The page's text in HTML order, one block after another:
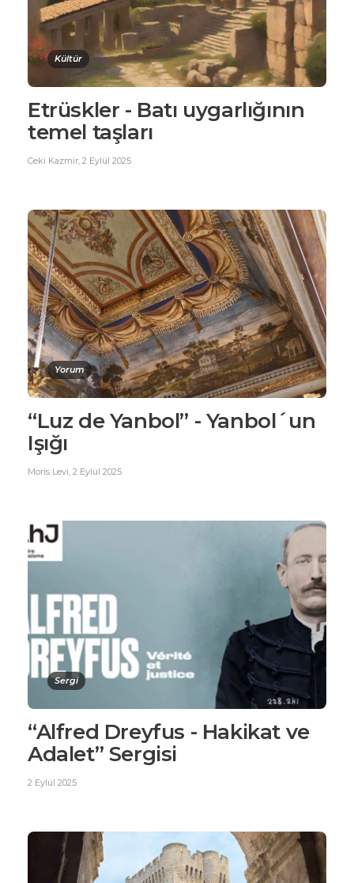
Kültür
Etrüskler - Batı uygarlığının
temel taşları
Ceki Kazmir 2 Eylül 2025
Yorum
“Luz de Yanbol” - Yanbol´un
Işığı
Moris Levi 2 Eylül 2025
Sergi
“Alfred Dreyfus - Hakikat ve
Adalet” Sergisi
2 Eylül 2025